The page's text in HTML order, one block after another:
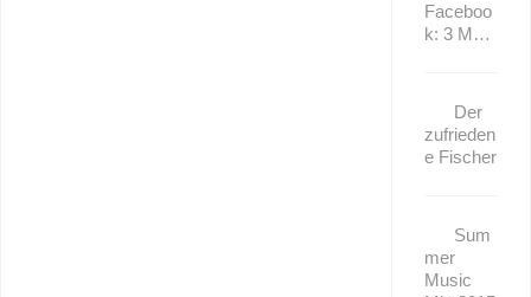
Faceboo
k: 3 M…
Der
zufrieden
e Fischer
Sum
mer
Music